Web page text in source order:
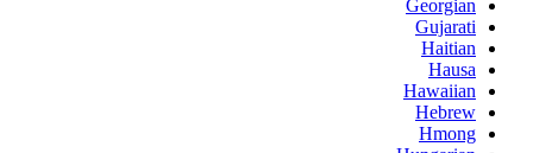
Georgian
Gujarati
Haitian
Hausa
Hawaiian
Hebrew
Hmong